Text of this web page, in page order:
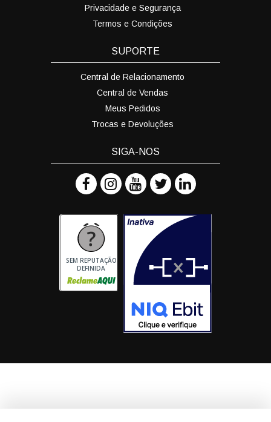
Privacidade e Segurança
Termos e Condições
SUPORTE
Central de Relacionamento
Central de Vendas
Meus Pedidos
Trocas e Devoluções
SIGA-NOS
SEM REPUTAÇÃO
DEFINIDA